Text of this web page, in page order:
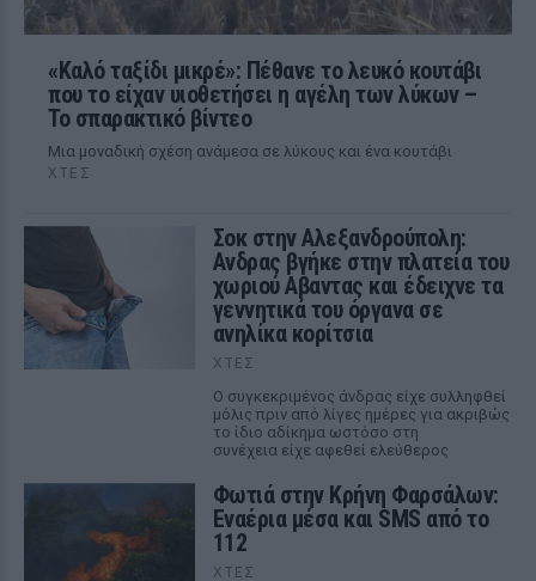
«Καλό ταξίδι μικρέ»: Πέθανε το λευκό κουτάβι
που το είχαν υιοθετήσει η αγέλη των λύκων –
Το σπαρακτικό βίντεο
Μια μοναδική σχέση ανάμεσα σε λύκους και ένα κουτάβι
ΧΤΕΣ
Σοκ στην Αλεξανδρούπολη:
Ανδρας βγήκε στην πλατεία του
χωριού Αβαντας και έδειχνε τα
γεννητικά του όργανα σε
ανηλίκα κορίτσια
ΧΤΕΣ
Ο συγκεκριμένος άνδρας είχε συλληφθεί
μόλις πριν από λίγες ημέρες για ακριβώς
το ίδιο αδίκημα ωστόσο στη
συνέχεια είχε αφεθεί ελεύθερος
Φωτιά στην Κρήνη Φαρσάλων:
Εναέρια μέσα και SMS από το
112
ΧΤΕΣ